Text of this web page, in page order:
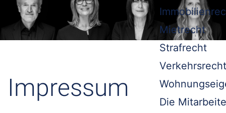
Mietrecht
Strafrecht
Verkehrsrecht
Die
Impressum